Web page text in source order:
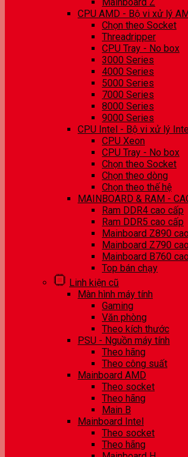
CPU AMD - Bộ vi xử lý
Chọn theo Socket
Threadripper
CPU Tray - No box
3000 Series
4000 Series
5000 Series
7000 Series
8000 Series
9000 Series
CPU Intel - Bộ vi xử lý
CPU Xeon
CPU Tray - No box
Chọn theo Socket
Chọn theo dòng
Chọn theo thế hệ
MAINBOARD & RAM -
Ram DDR4 cao cấp
Ram DDR5 cao cấp
Mainboard Z890
Mainboard Z790
Mainboard B760
Top bán chạy
Linh kiện cũ
Màn hình máy tính
Gaming
Văn phòng
Theo kích thước
PSU - Nguồn máy tính
Theo hãng
Theo công suất
Mainboard AMD
Theo socket
Theo hãng
Main B
Mainboard Intel
Theo socket
Theo hãng